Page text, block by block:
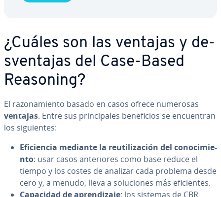
¿Cuáles son las ventajas y de­
s­ve­n­ta­jas del Case-Based
Reasoning?
El ra­zo­na­mie­n­to basado en casos ofrece numerosas
ventajas. Entre sus pri­n­ci­pa­les be­ne­fi­cios se en­cue­n­tran
los si­guie­n­tes:
Efi­cie­n­cia mediante la re­uti­li­za­ción del co­no­ci­mie­
n­to: usar casos an­te­rio­res como base reduce el
tiempo y los costes de analizar cada problema desde
cero y, a menudo, lleva a so­lu­cio­nes más efi­cie­n­tes.
Capacidad de apre­n­di­za­je: los sistemas de CBR